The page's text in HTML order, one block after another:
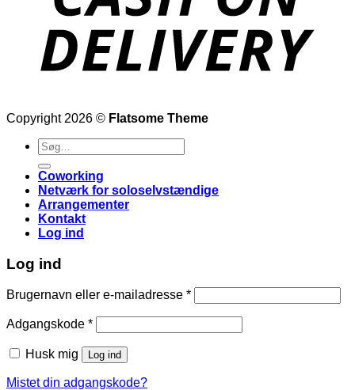
Copyright 2026 © Flatsome Theme
Søg
efter:
Coworking
Netværk for soloselvstændige
Arrangementer
Kontakt
Log ind
Log ind
Brugernavn eller e-mailadresse *Påkrævet
Adgangskode *Påkrævet
Husk mig Log ind
Mistet din adgangskode?